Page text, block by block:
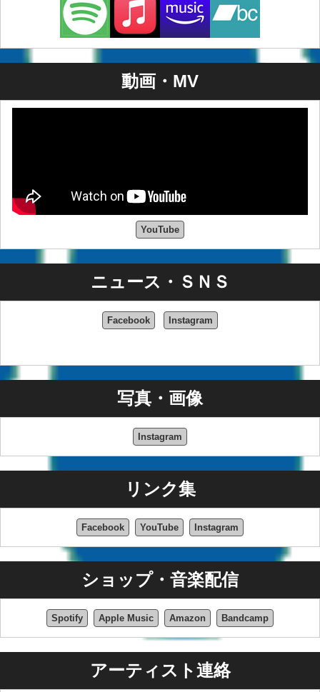
動画・MV
YouTube
ニュース・ＳＮＳ
Facebook Instagram
写真・画像
Instagram
リンク集
Facebook YouTube Instagram
ショップ・音楽配信
Spotify Apple Music Amazon Bandcamp
アーティスト連絡